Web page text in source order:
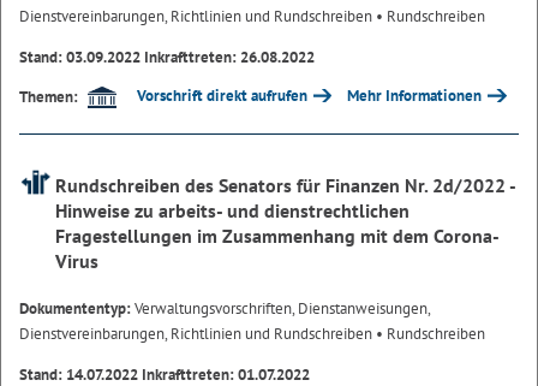
Dienstvereinbarungen, Richtlinien und Rundschreiben • Rundschreiben
Stand: 03.09.2022 Inkrafttreten: 26.08.2022
Themen:
Vorschrift direkt aufrufen Mehr Informationen
Rundschreiben des Senators für Finanzen Nr. 2d/2022 -
Hinweise zu arbeits- und dienstrechtlichen
Fragestellungen im Zusammenhang mit dem Corona-
Virus
Dokumententyp:Verwaltungsvorschriften, Dienstanweisungen,
Dienstvereinbarungen, Richtlinien und Rundschreiben • Rundschreiben
Stand: 14.07.2022 Inkrafttreten: 01.07.2022